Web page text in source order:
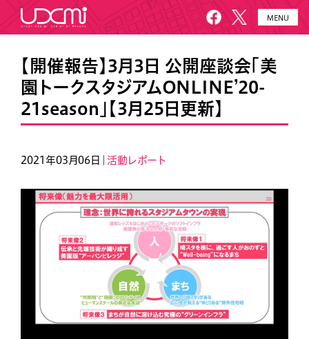
MENU
HOME UDCMiとは
施設概要 美園について
お知らせ
【開催報告】3月3日 公開座談会「美
園トークスタジアムONLINE’20-
21season」【3月25日更新】
2021年03月06日｜ 活動レポート